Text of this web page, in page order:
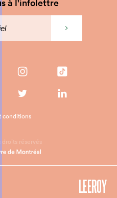
à l'infolettre
droits réservés
conditions